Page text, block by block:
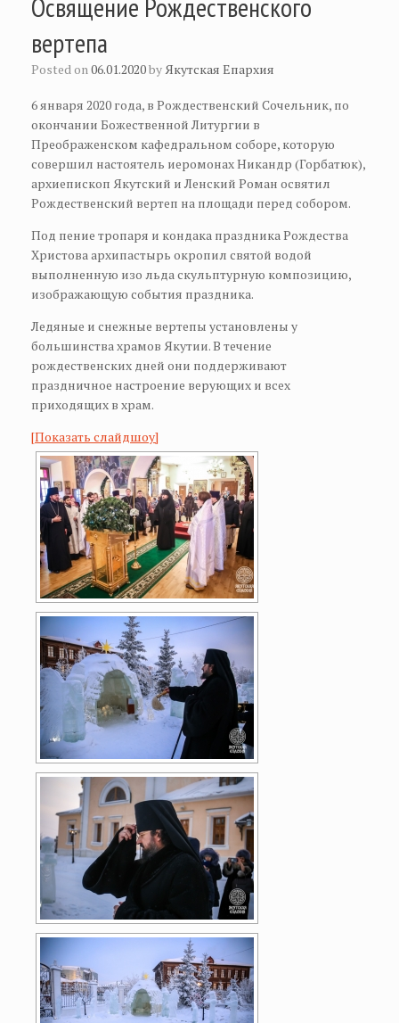
вертепа
Posted on06.01.2020byЯкутская Епархия
6 января 2020 года, в Рождественский Сочельник, по
окончании Божественной Литургии в
Преображенском кафедральном соборе, которую
совершил настоятель иеромонах Никандр (Горбатюк),
архиепископ Якутский и Ленский Роман освятил
Рождественский вертеп на площади перед собором.
Под пение тропаря и кондака праздника Рождества
Христова архипастырь окропил святой водой
выполненную изо льда скульптурную композицию,
изображающую события праздника.
Ледяные и снежные вертепы установлены у
большинства храмов Якутии. В течение
рождественских дней они поддерживают
праздничное настроение верующих и всех
приходящих в храм.
[Показать слайдшоу]